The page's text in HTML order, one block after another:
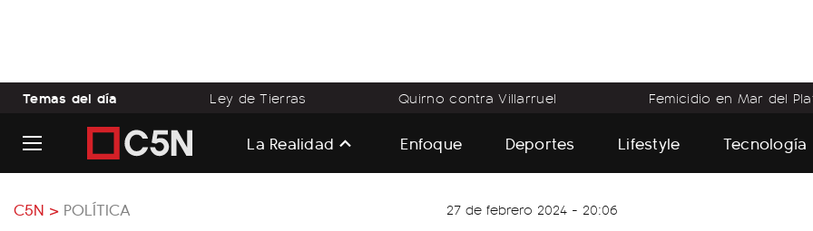
Temas del día Ley de Tierras Quirno contra Villarruel Femicidio en Mar del
La Realidad Enfoque Deportes Lifestyle Tecnología
C5N > POLÍTICA 27 de febrero 2024 - 20:06